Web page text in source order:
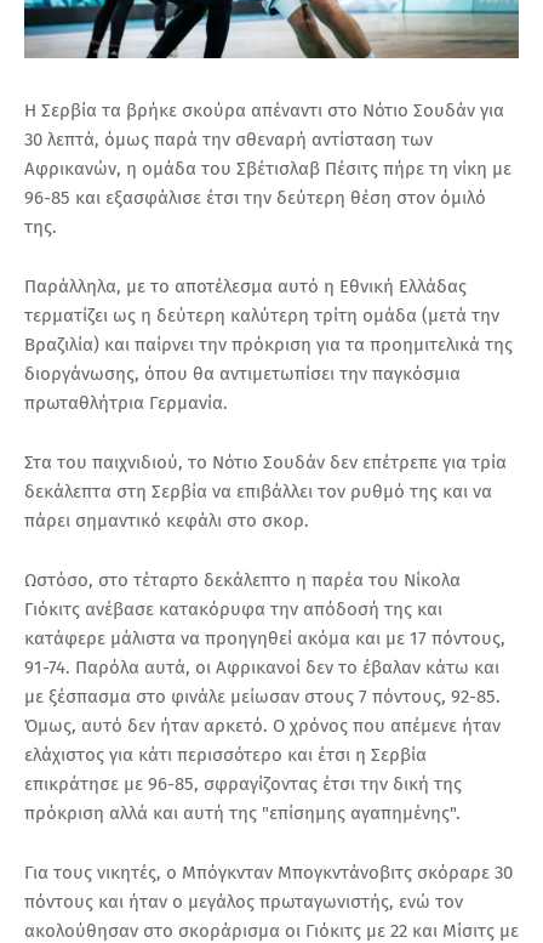
Η Σερβία τα βρήκε σκούρα απέναντι στο Νότιο Σουδάν για
30 λεπτά, όμως παρά την σθεναρή αντίσταση των
Αφρικανών, η ομάδα του Σβέτισλαβ Πέσιτς πήρε τη νίκη με
96-85 και εξασφάλισε έτσι την δεύτερη θέση στον όμιλό
της.
Παράλληλα, με το αποτέλεσμα αυτό η Εθνική Ελλάδας
τερματίζει ως η δεύτερη καλύτερη τρίτη ομάδα (μετά την
Βραζιλία) και παίρνει την πρόκριση για τα προημιτελικά της
διοργάνωσης, όπου θα αντιμετωπίσει την παγκόσμια
πρωταθλήτρια Γερμανία.
Στα του παιχνιδιού, το Νότιο Σουδάν δεν επέτρεπε για τρία
δεκάλεπτα στη Σερβία να επιβάλλει τον ρυθμό της και να
πάρει σημαντικό κεφάλι στο σκορ.
Ωστόσο, στο τέταρτο δεκάλεπτο η παρέα του Νίκολα
Γιόκιτς ανέβασε κατακόρυφα την απόδοσή της και
κατάφερε μάλιστα να προηγηθεί ακόμα και με 17 πόντους,
91-74. Παρόλα αυτά, οι Αφρικανοί δεν το έβαλαν κάτω και
με ξέσπασμα στο φινάλε μείωσαν στους 7 πόντους, 92-85.
Όμως, αυτό δεν ήταν αρκετό. Ο χρόνος που απέμενε ήταν
ελάχιστος για κάτι περισσότερο και έτσι η Σερβία
επικράτησε με 96-85, σφραγίζοντας έτσι την δική της
πρόκριση αλλά και αυτή της "επίσημης αγαπημένης".
Για τους νικητές, ο Μπόγκνταν Μπογκντάνοβιτς σκόραρε 30
πόντους και ήταν ο μεγάλος πρωταγωνιστής, ενώ τον
ακολούθησαν στο σκοράρισμα οι Γιόκιτς με 22 και Μίσιτς με